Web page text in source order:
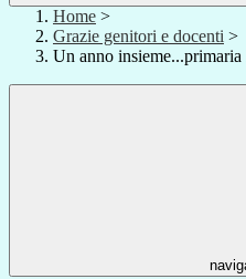
Home >
Grazie genitori e docenti >
Un anno